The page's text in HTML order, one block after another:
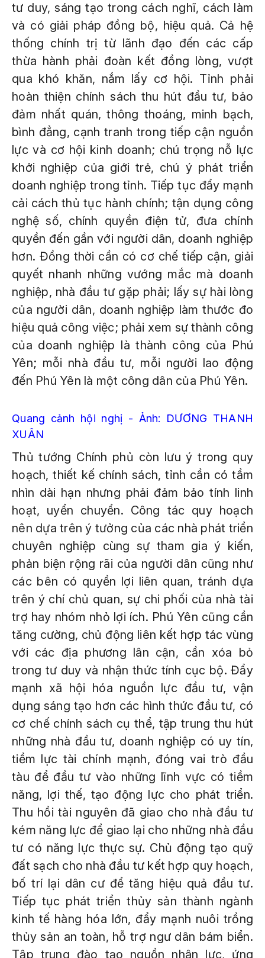
tư duy, sáng tạo trong cách nghĩ, cách làm
và có giải pháp đồng bộ, hiệu quả. Cả hệ
thống chính trị từ lãnh đạo đến các cấp
thừa hành phải đoàn kết đồng lòng, vượt
qua khó khăn, nắm lấy cơ hội. Tỉnh phải
hoàn thiện chính sách thu hút đầu tư, bảo
đảm nhất quán, thông thoáng, minh bạch,
bình đẳng, cạnh tranh trong tiếp cận nguồn
lực và cơ hội kinh doanh; chú trọng nỗ lực
khởi nghiệp của giới trẻ, chú ý phát triển
doanh nghiệp trong tỉnh. Tiếp tục đẩy mạnh
cải cách thủ tục hành chính; tận dụng công
nghệ số, chính quyền điện tử, đưa chính
quyền đến gần với người dân, doanh nghiệp
hơn. Đồng thời cần có cơ chế tiếp cận, giải
quyết nhanh những vướng mắc mà doanh
nghiệp, nhà đầu tư gặp phải; lấy sự hài lòng
của người dân, doanh nghiệp làm thước đo
hiệu quả công việc; phải xem sự thành công
của doanh nghiệp là thành công của Phú
Yên; mỗi nhà đầu tư, mỗi người lao động
đến Phú Yên là một công dân của Phú Yên.
Quang cảnh hội nghị - Ảnh: DƯƠNG THANH
XUÂN
Thủ tướng Chính phủ còn lưu ý trong quy
hoạch, thiết kế chính sách, tỉnh cần có tầm
nhìn dài hạn nhưng phải đảm bảo tính linh
hoạt, uyển chuyển. Công tác quy hoạch
nên dựa trên ý tưởng của các nhà phát triển
chuyên nghiệp cùng sự tham gia ý kiến,
phản biện rộng rãi của người dân cũng như
các bên có quyền lợi liên quan, tránh dựa
trên ý chí chủ quan, sự chi phối của nhà tài
trợ hay nhóm nhỏ lợi ích. Phú Yên cũng cần
tăng cường, chủ động liên kết hợp tác vùng
với các địa phương lân cận, cần xóa bỏ
trong tư duy và nhận thức tính cục bộ. Đẩy
mạnh xã hội hóa nguồn lực đầu tư, vận
dụng sáng tạo hơn các hình thức đầu tư, có
cơ chế chính sách cụ thể, tập trung thu hút
những nhà đầu tư, doanh nghiệp có uy tín,
tiềm lực tài chính mạnh, đóng vai trò đầu
tàu để đầu tư vào những lĩnh vực có tiềm
năng, lợi thế, tạo động lực cho phát triển.
Thu hồi tài nguyên đã giao cho nhà đầu tư
kém năng lực để giao lại cho những nhà đầu
tư có năng lực thực sự. Chủ động tạo quỹ
đất sạch cho nhà đầu tư kết hợp quy hoạch,
bố trí lại dân cư để tăng hiệu quả đầu tư.
Tiếp tục phát triển thủy sản thành ngành
kinh tế hàng hóa lớn, đẩy mạnh nuôi trồng
thủy sản an toàn, hỗ trợ ngư dân bám biển.
Tập trung đào tạo nguồn nhân lực, ứng